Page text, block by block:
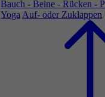
Bauch - Beine - Rücken -
Yoga Auf- oder Zuklappen